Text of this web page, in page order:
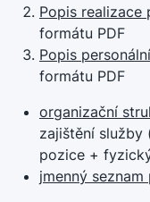
Popis realizace
formátu PDF
Popis
formátu PDF
organizační
zajištění služby
pozice +
jmenný seznam